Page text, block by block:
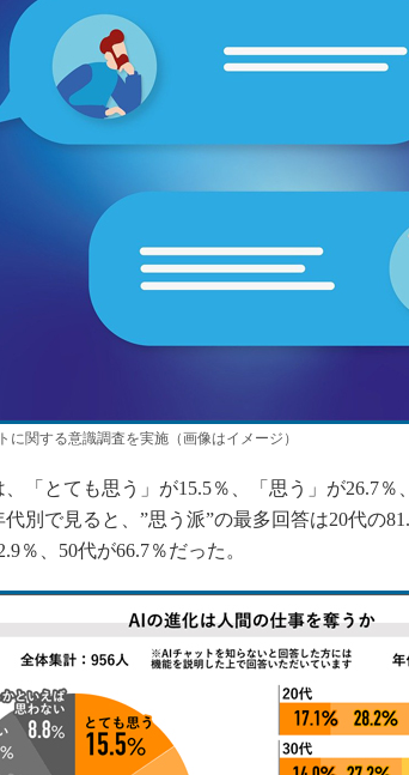
に関する意識調査を実施（画像はイメージ）
「とても思う」が15.5％、「思う」が26.7％
代別で見ると、”思う派”の最多回答は20代の
％、50代が66.7％だった。